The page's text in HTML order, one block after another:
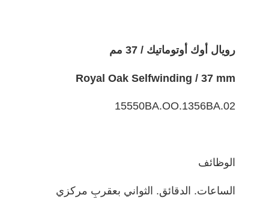
رويال أوك أوتوماتيك / 37 مم
Royal Oak Selfwinding / 37 mm
15550BA.OO.1356BA.02
الوظائف
الساعات. الدقائق. الثواني بعقربٍ مركزي